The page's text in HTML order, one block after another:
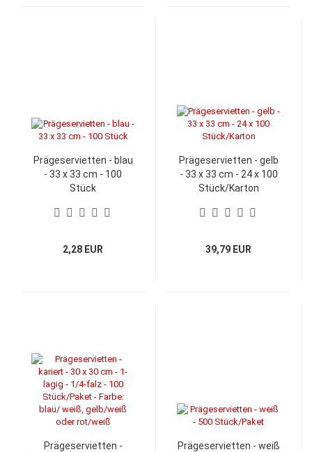
Prägeservietten - blau
- 33 x 33 cm - 100
Stück
2,28 EUR
Prägeservietten - gelb
- 33 x 33 cm - 24 x 100
Stück/Karton
39,79 EUR
Prägeservietten -
Prägeservietten - weiß